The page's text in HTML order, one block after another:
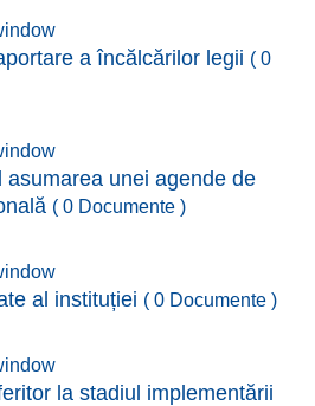
a încălcărilor legii ( 0
unei agende de
( 0 Documente )
al instituției ( 0 Documente )
la stadiul implementării